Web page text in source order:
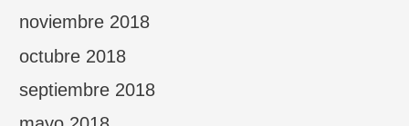
noviembre 2018
octubre 2018
septiembre 2018